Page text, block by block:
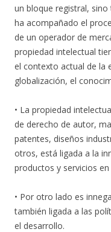
un bloque registral,
ha acompañado el
de un operador de
propiedad intelectual
el contexto actual de la
globalización, el
• La propiedad
de derecho de autor,
patentes, diseños
otros, está ligada a la
productos y servicios
• Por otro lado es
también ligada a las
el desarrollo.